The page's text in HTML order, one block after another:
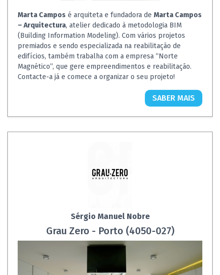
Marta Campos é arquiteta e fundadora de Marta Campos
– Arquitectura, atelier dedicado à metodologia BIM
(Building Information Modeling). Com vários projetos
premiados e sendo especializada na reabilitação de
edifícios, também trabalha com a empresa “Norte
Magnético”, que gere empreendimentos e reabilitação.
Contacte-a já e comece a organizar o seu projeto!
SABER MAIS
Sérgio Manuel Nobre
Grau Zero - Porto (4050-027)